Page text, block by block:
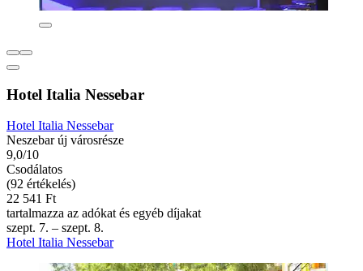
Hotel Italia Nessebar
Hotel Italia Nessebar
Neszebar új városrésze
9,0/10
Csodálatos
(92 értékelés)
22 541 Ft
tartalmazza az adókat és egyéb díjakat
szept. 7. – szept. 8.
Hotel Italia Nessebar